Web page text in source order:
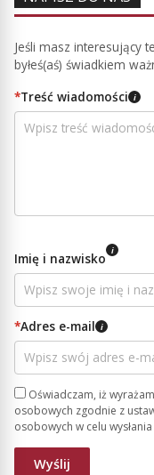
Jeśli masz interesujący
byłeś(aś) świadkiem
*Treść wiadomości i
Imię i nazwisko i
*Adres e-mail i
Oświadczam, iż
osobowych zgodnie z
osobowych w celu